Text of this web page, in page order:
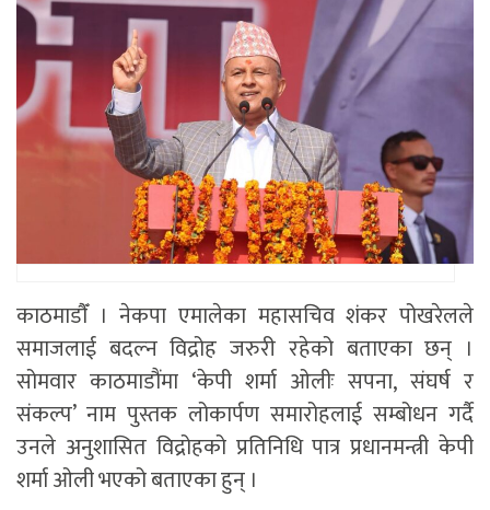
काठमाडाैँ । नेकपा एमालेका महासचिव शंकर पोखरेलले
समाजलाई बदल्न विद्रोह जरुरी रहेको बताएका छन् ।
सोमवार काठमाडौंमा ‘केपी शर्मा ओलीः सपना, संघर्ष र
संकल्प’ नाम पुस्तक लोकार्पण समारोहलाई सम्बोधन गर्दै
उनले अनुशासित विद्रोहको प्रतिनिधि पात्र प्रधानमन्त्री केपी
शर्मा ओली भएको बताएका हुन् ।